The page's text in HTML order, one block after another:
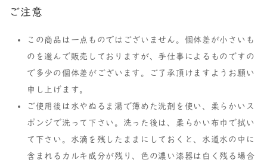
ご注意
この商品は一点ものではございません。個体差が小さいも
のを選んで販売しておりますが、手仕事によるものですの
で多少の個体差がございます。ご了承頂けますようお願い
申し上げます。
ご使用後は水やぬるま湯で薄めた洗剤を使い、柔らかいス
ポンジで洗って下さい。洗った後は、柔らかい布巾で拭い
て下さい。水滴を残したままにしておくと、水道水の中に
含まれるカルキ成分が残り、色の濃い漆器は白く残る場合